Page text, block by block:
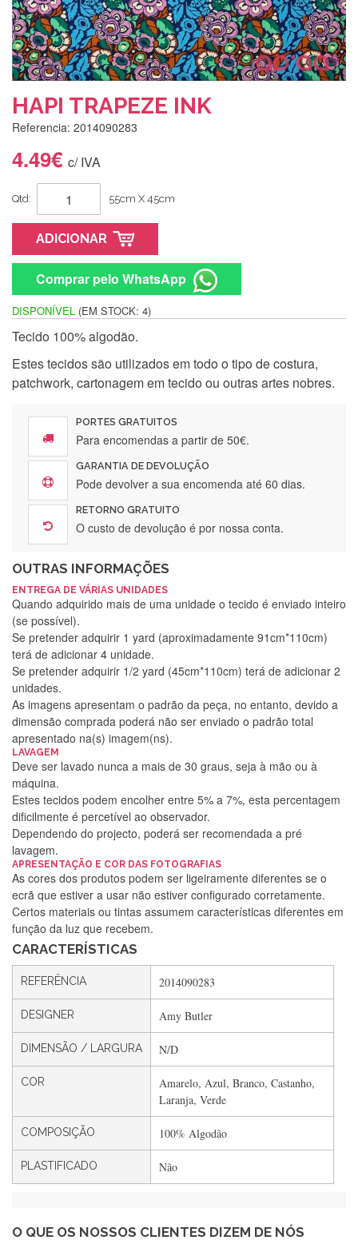
HAPI TRAPEZE INK
Referencia: 2014090283
4.49€ c/ IVA
Qtd: 55cm X 45cm
ADICIONAR
Comprar pelo WhatsApp
DISPONÍVEL (EM STOCK: 4)
Tecido 100% algodão.
Estes tecidos são utilizados em todo o tipo de costura,
patchwork, cartonagem em tecido ou outras artes nobres.
PORTES GRATUITOS
Para encomendas a partir de 50€.
GARANTIA DE DEVOLUÇÃO
Pode devolver a sua encomenda até 60 dias.
RETORNO GRATUITO
O custo de devolução é por nossa conta.
OUTRAS INFORMAÇÕES
ENTREGA DE VÁRIAS UNIDADES
Quando adquirido mais de uma unidade o tecido é enviado inteiro
(se possível).
Se pretender adquirir 1 yard (aproximadamente 91cm*110cm)
terá de adicionar 4 unidade.
Se pretender adquirir 1/2 yard (45cm*110cm) terá de adicionar 2
unidades.
As imagens apresentam o padrão da peça, no entanto, devido a
dimensão comprada poderá não ser enviado o padrão total
apresentado na(s) imagem(ns).
LAVAGEM
Deve ser lavado nunca a mais de 30 graus, seja à mão ou à
máquina.
Estes tecidos podem encolher entre 5% a 7%, esta percentagem
dificilmente é percetível ao observador.
Dependendo do projecto, poderá ser recomendada a pré
lavagem.
APRESENTAÇÃO E COR DAS FOTOGRAFIAS
As cores dos produtos podem ser ligeiramente diferentes se o
ecrã que estiver a usar não estiver configurado corretamente.
Certos materiais ou tintas assumem características diferentes em
função da luz que recebem.
CARACTERÍSTICAS
REFERÊNCIA 2014090283
DESIGNER Amy Butler
DIMENSÃO / LARGURA N/D
COR
Amarelo, Azul, Branco, Castanho,
Laranja, Verde
COMPOSIÇÃO 100% Algodão
PLASTIFICADO Não
O QUE OS NOSSOS CLIENTES DIZEM DE NÓS
Silvia Lopes
Encomenda direitinha. Rapidez e segurança. Volto a
encomendar.
Silvia André
Gostei ,Serviço bastante rápido. recomendo
Filipa Freire
Rápido, atendimento 5*. Hoje chegará a segunda encomenda
feita de muitas certamente❤️
estrelas